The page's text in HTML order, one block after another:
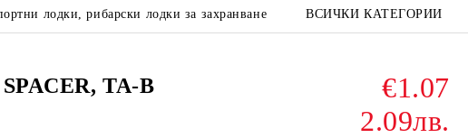
лодки, рибарски лодки за захранване ВСИЧКИ КАТЕГОРИИ
TA-B
€1.07
2.09лв.